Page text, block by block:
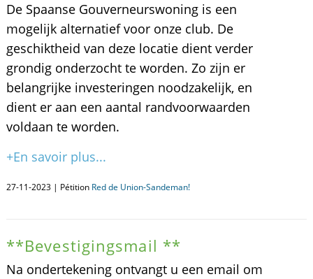
De Spaanse Gouverneurswoning is een
mogelijk alternatief voor onze club. De
geschiktheid van deze locatie dient verder
grondig onderzocht te worden. Zo zijn er
belangrijke investeringen noodzakelijk, en
dient er aan een aantal randvoorwaarden
voldaan te worden.
+En savoir plus...
27-11-2023 | Pétition Red de Union-Sandeman!
**Bevestigingsmail **
Na ondertekening ontvangt u een email om